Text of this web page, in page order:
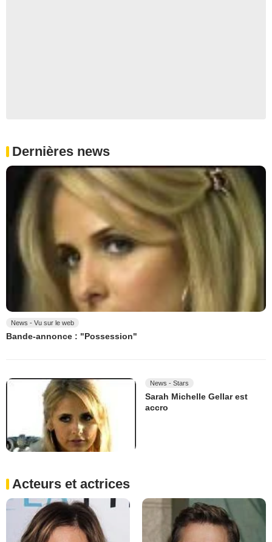
Dernières news
News - Vu sur le web
Bande-annonce : "Possession"
News - Stars
Sarah Michelle Gellar est
accro
Acteurs et actrices